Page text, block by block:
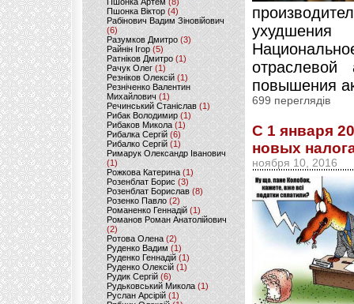
Пшонка Віктор(4)
Рабінович Вадим Зіновійович
(6)
Разумков Дмитро (3)
Райнін Ігор(5)
Ратніков Дмитро (1)
Рачук Олег (1)
Резніков Олексій(1)
Резніченко Валентин
Михайлович (1)
Речинський Станіслав (1)
Рибак Володимир(1)
Рибаков Микола(1)
Рибалка Сергій (6)
Рибалко Сергій (1)
Римарук Олександр Іванович
(1)
Рожкова Катерина(1)
Розенблат Борис (3)
Розенблат Борислав (8)
Розенко Павло (2)
Романенко Геннадій (1)
Романов Роман Анатолійович
(2)
Ротова Олена(2)
Руденко Вадим (1)
Руденко Геннадій (1)
Руденко Олексій(1)
Рудик Сергій(6)
Рудьковський Микола (1)
Руслан Арсірій(1)
повышения
699 переглядів
С 1 января
новых
ноября 10, 2016